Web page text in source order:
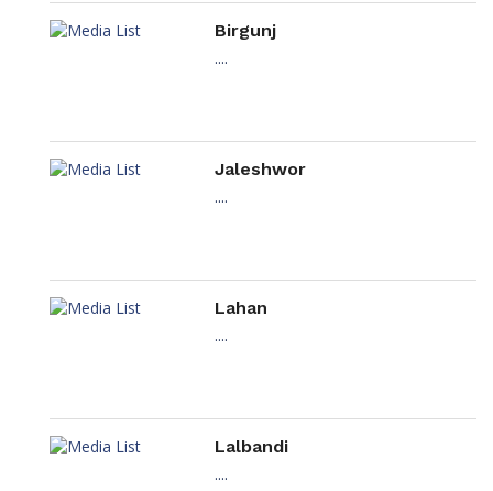
Birgunj
....
Jaleshwor
....
Lahan
....
Lalbandi
....